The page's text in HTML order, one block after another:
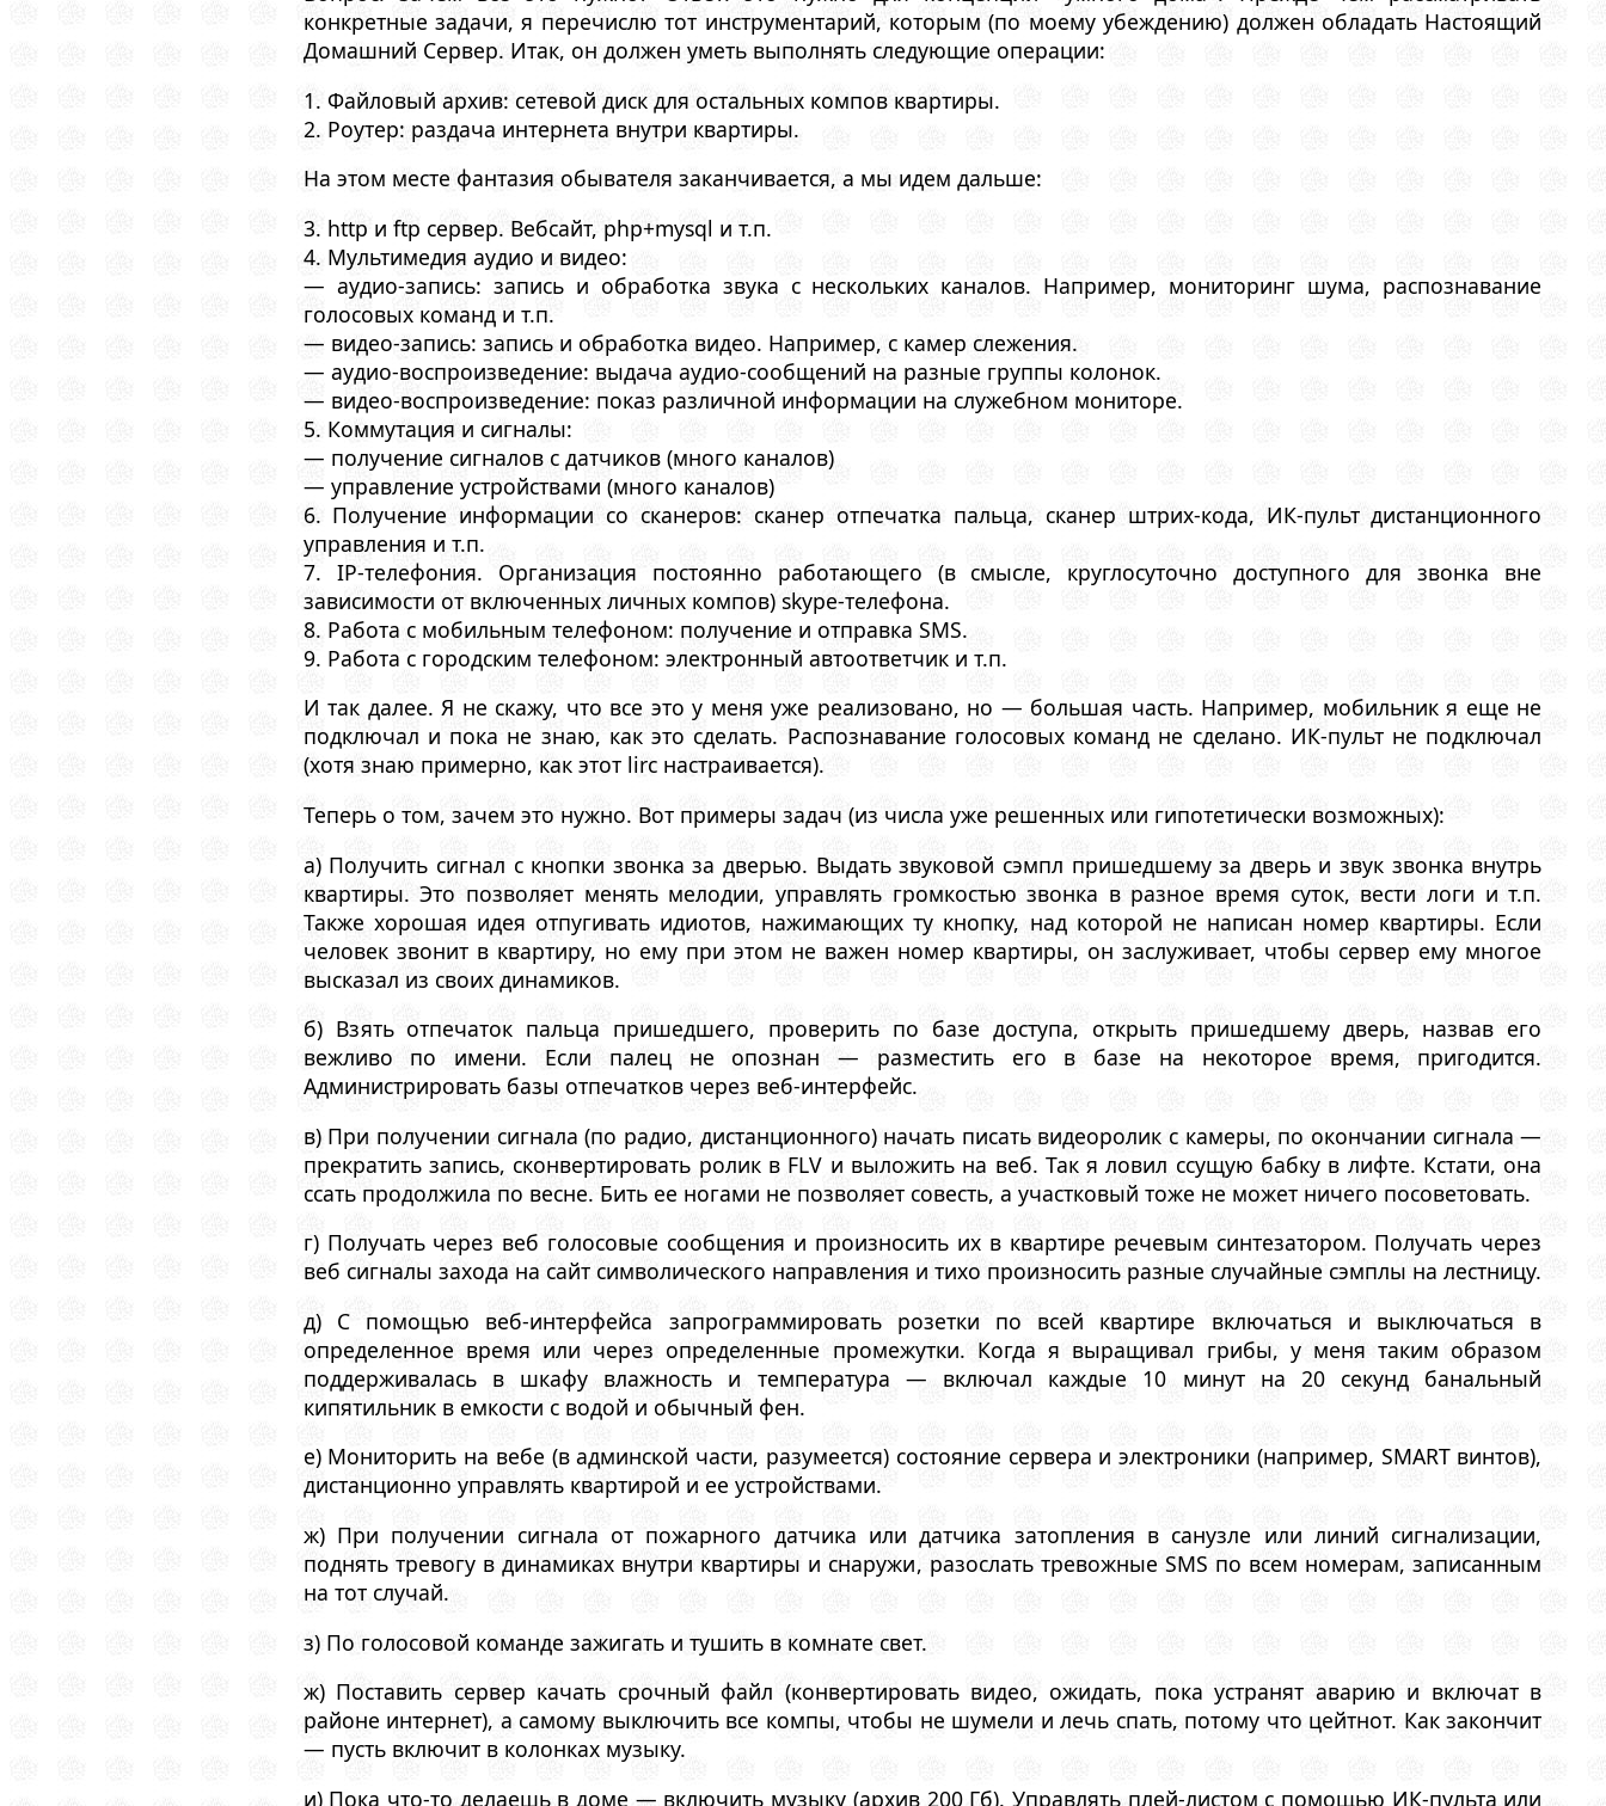
конкретные задачи, я перечислю тот инструментарий, которым (по моему убеждению) должен обладать Настоящий
Домашний Сервер. Итак, он должен уметь выполнять следующие операции:
1. Файловый архив: сетевой диск для остальных компов квартиры.
2. Роутер: раздача интернета внутри квартиры.
На этом месте фантазия обывателя заканчивается, а мы идем дальше:
3. http и ftp сервер. Вебсайт, php+mysql и т.п.
4. Мультимедия аудио и видео:
— аудио-запись: запись и обработка звука с нескольких каналов. Например, мониторинг шума, распознавание
голосовых команд и т.п.
— видео-запись: запись и обработка видео. Например, с камер слежения.
— аудио-воспроизведение: выдача аудио-сообщений на разные группы колонок.
— видео-воспроизведение: показ различной информации на служебном мониторе.
5. Коммутация и сигналы:
— получение сигналов с датчиков (много каналов)
— управление устройствами (много каналов)
6. Получение информации со сканеров: сканер отпечатка пальца, сканер штрих-кода, ИК-пульт дистанционного
управления и т.п.
7. IP-телефония. Организация постоянно работающего (в смысле, круглосуточно доступного для звонка вне
зависимости от включенных личных компов) skype-телефона.
8. Работа с мобильным телефоном: получение и отправка SMS.
9. Работа с городским телефоном: электронный автоответчик и т.п.
И так далее. Я не скажу, что все это у меня уже реализовано, но — большая часть. Например, мобильник я еще не
подключал и пока не знаю, как это сделать. Распознавание голосовых команд не сделано. ИК-пульт не подключал
(хотя знаю примерно, как этот lirc настраивается).
Теперь о том, зачем это нужно. Вот примеры задач (из числа уже решенных или гипотетически возможных):
а) Получить сигнал с кнопки звонка за дверью. Выдать звуковой сэмпл пришедшему за дверь и звук звонка внутрь
квартиры. Это позволяет менять мелодии, управлять громкостью звонка в разное время суток, вести логи и т.п.
Также хорошая идея отпугивать идиотов, нажимающих ту кнопку, над которой не написан номер квартиры. Если
человек звонит в квартиру, но ему при этом не важен номер квартиры, он заслуживает, чтобы сервер ему многое
высказал из своих динамиков.
б) Взять отпечаток пальца пришедшего, проверить по базе доступа, открыть пришедшему дверь, назвав его
вежливо по имени. Если палец не опознан — разместить его в базе на некоторое время, пригодится.
Администрировать базы отпечатков через веб-интерфейс.
в) При получении сигнала (по радио, дистанционного) начать писать видеоролик с камеры, по окончании сигнала —
прекратить запись, сконвертировать ролик в FLV и выложить на веб. Так я ловил ссущую бабку в лифте. Кстати, она
ссать продолжила по весне. Бить ее ногами не позволяет совесть, а участковый тоже не может ничего посоветовать.
г) Получать через веб голосовые сообщения и произносить их в квартире речевым синтезатором. Получать через
веб сигналы захода на сайт символического направления и тихо произносить разные случайные сэмплы на лестницу.
д) С помощью веб-интерфейса запрограммировать розетки по всей квартире включаться и выключаться в
определенное время или через определенные промежутки. Когда я выращивал грибы, у меня таким образом
поддерживалась в шкафу влажность и температура — включал каждые 10 минут на 20 секунд банальный
кипятильник в емкости с водой и обычный фен.
e) Мониторить на вебе (в админской части, разумеется) состояние сервера и электроники (например, SMART винтов),
дистанционно управлять квартирой и ее устройствами.
ж) При получении сигнала от пожарного датчика или датчика затопления в санузле или линий сигнализации,
поднять тревогу в динамиках внутри квартиры и снаружи, разослать тревожные SMS по всем номерам, записанным
на тот случай.
з) По голосовой команде зажигать и тушить в комнате свет.
ж) Поставить сервер качать срочный файл (конвертировать видео, ожидать, пока устранят аварию и включат в
районе интернет), а самому выключить все компы, чтобы не шумели и лечь спать, потому что цейтнот. Как закончит
— пусть включит в колонках музыку.
и) Пока что-то делаешь в доме — включить музыку (архив 200 Гб). Управлять плей-листом с помощью ИК-пульта или